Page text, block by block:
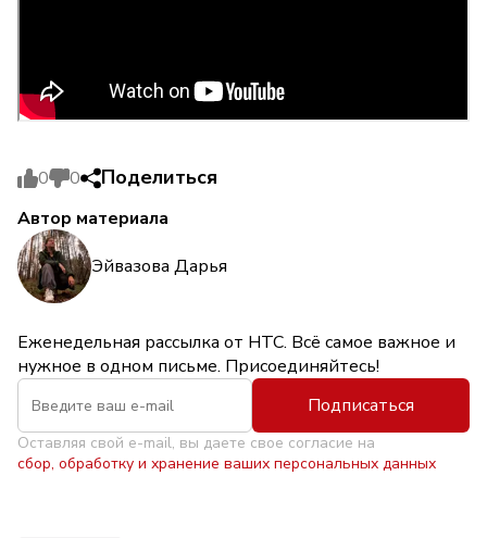
0 0 Поделиться
Автор материала
Эйвазова Дарья
Еженедельная рассылка от НТС. Всё самое важное и
нужное в одном письме. Присоединяйтесь!
Подписаться
Оставляя свой e-mail, вы даете свое согласие на
сбор, обработку и хранение ваших персональных данных